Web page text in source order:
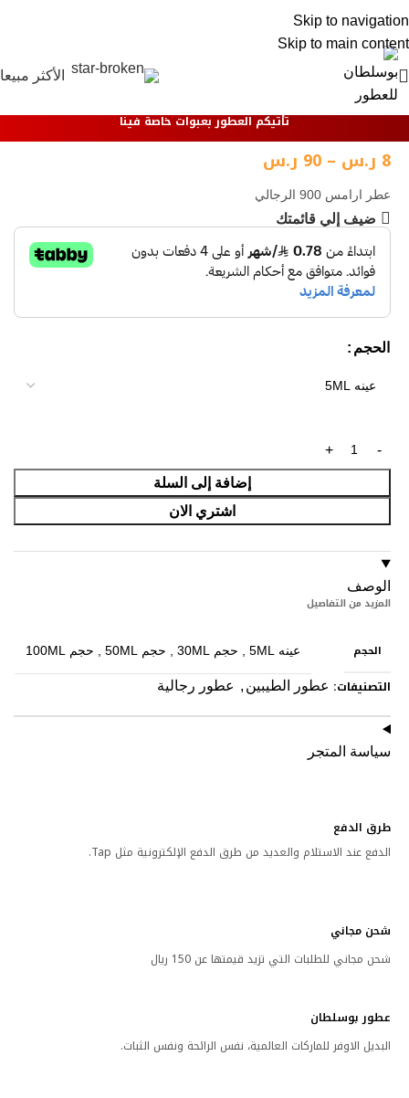
Skip to navigation
Skip to main content
الأكثر مبيعا
تأتيكم العطور بعبوات خاصة فينا
عطر ارامس 900 الرجالي
8 ر.س –
90 ر.س
ضيف إلي قائمتك
الحجم
إضافة إلى السلة
اشتري الان
الوصف
المزيد من التفاصيل
الحجم عينه 5ML , حجم 30ML , حجم 50ML , حجم 100ML
التصنيفات: عطور الطيبين , عطور رجالية
سياسة المتجر
طرق الدفع
الدفع عند الاستلام والعديد من طرق الدفع الإلكترونية مثل Tap.
شحن مجاني
شحن مجاني للطلبات التي تزيد قيمتها عن 150 ريال
عطور بوسلطان
البديل الاوفر للماركات العالمية، نفس الرائحة ونفس الثبات.